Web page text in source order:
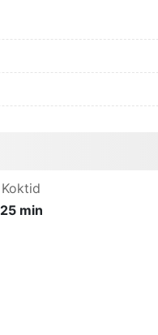
Koktid
25 min